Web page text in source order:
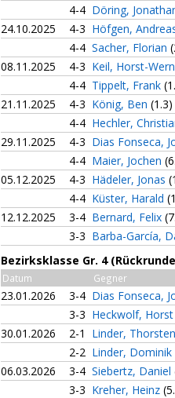
4-4 Döring,
24.10.2025
4-3 Höfgen,
4-4 Sacher, Florian
08.11.2025
4-3 Keil, Horst-
4-4 Tippelt, Frank
21.11.2025
4-3 König, Ben (1.3)
4-4 Hechler,
29.11.2025
4-3 Dias Fonseca,
4-4 Maier, Jochen
05.12.2025
4-3 Hädeler, Jonas
4-4 Küster, Harald
12.12.2025
3-4 Bernard, Felix
3-3 Barba-García,
Bezirksklasse Gr. 4
Datum Gegner
23.01.2026 3-4 Dias Fonseca,
3-3 Heckwolf,
30.01.2026
2-1
Linder,
2-2 Linder, Dominik
06.03.2026
3-4 Siebertz, Daniel
3-3 Kreher, Heinz